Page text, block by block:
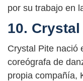
por su trabajo en
10.
Crystal Pite nació
coreógrafa de
propia compañía,